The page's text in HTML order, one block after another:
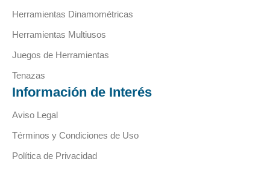
Herramientas Dinamométricas
Herramientas Multiusos
Juegos de Herramientas
Tenazas
Información de Interés
Aviso Legal
Términos y Condiciones de Uso
Política de Privacidad